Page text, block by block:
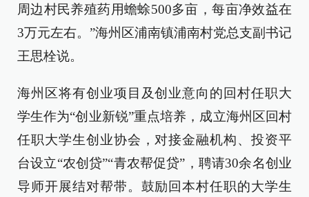
周边村民养殖药用蟾蜍500多亩，每亩净效益在
3万元左右。”海州区浦南镇浦南村党总支副书记
王思栓说。
海州区将有创业项目及创业意向的回村任职大
学生作为“创业新锐”重点培养，成立海州区回村
任职大学生创业协会，对接金融机构、投资平
台设立“农创贷”“青农帮促贷”，聘请30余名创业
导师开展结对帮带。鼓励回本村任职的大学生